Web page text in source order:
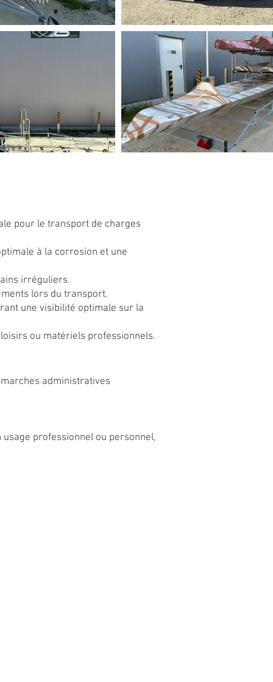
pour le transport de charges
à la corrosion et une
irréguliers.
lors du transport.
une visibilité optimale sur la
ou matériels professionnels.
administratives
professionnel ou personnel,